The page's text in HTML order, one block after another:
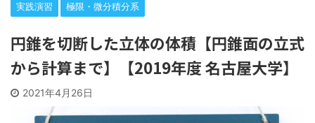
実践演習 極限・微分積分系
円錐を切断した立体の体積【円錐面の立式
から計算まで】【2019年度 名古屋大学】
2021年4月26日